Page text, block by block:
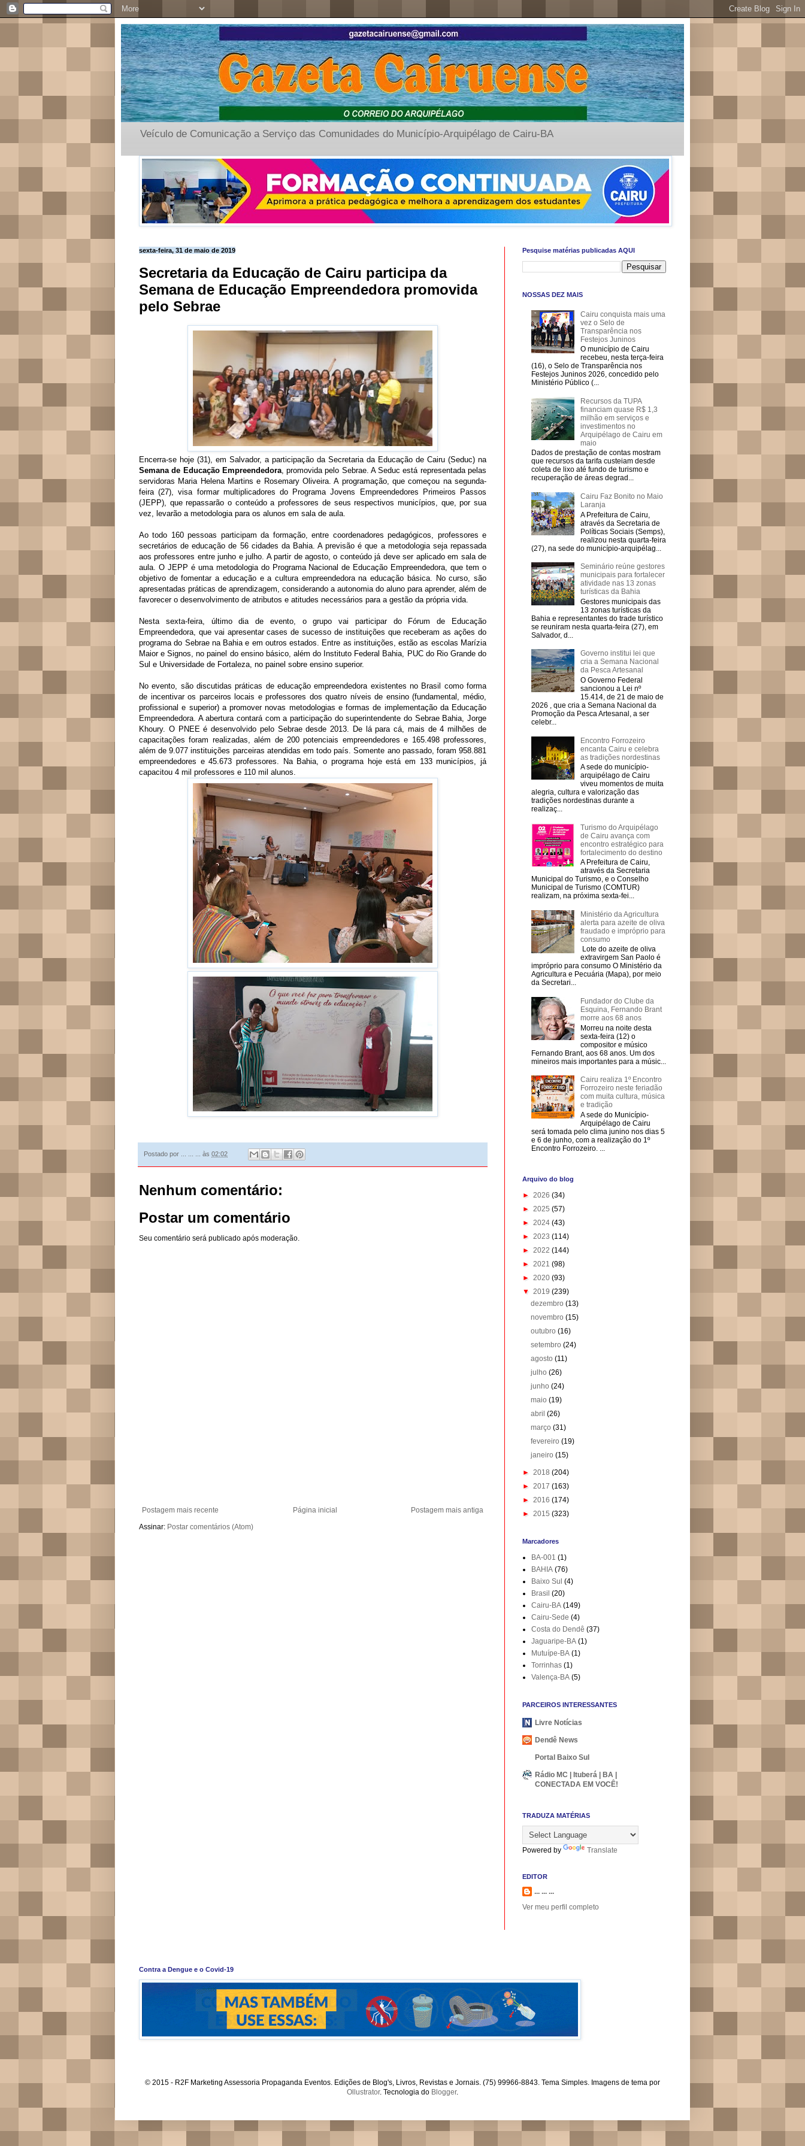
Veículo de Comunicação a Serviço das Comunidades do Município-Arquipélago de Cairu-BA
sexta-feira, 31 de maio de 2019
Secretaria da Educação de Cairu participa da
Semana de Educação Empreendedora promovida
pelo Sebrae
Encerra-se hoje (31), em Salvador, a participação da Secretaria da Educação de Cairu (Seduc) na
Semana de Educação Empreendedora, promovida pelo Sebrae. A Seduc está representada pelas
servidoras Maria Helena Martins e Rosemary Oliveira. A programação, que começou na segunda-
feira (27), visa formar multiplicadores do Programa Jovens Empreendedores Primeiros Passos
(JEPP), que repassarão o conteúdo a professores de seus respectivos municípios, que, por sua
vez, levarão a metodologia para os alunos em sala de aula.
Ao todo 160 pessoas participam da formação, entre coordenadores pedagógicos, professores e
secretários de educação de 56 cidades da Bahia. A previsão é que a metodologia seja repassada
aos professores entre junho e julho. A partir de agosto, o conteúdo já deve ser aplicado em sala de
aula. O JEPP é uma metodologia do Programa Nacional de Educação Empreendedora, que tem o
objetivo de fomentar a educação e a cultura empreendedora na educação básica. No curso, são
apresentadas práticas de aprendizagem, considerando a autonomia do aluno para aprender, além de
favorecer o desenvolvimento de atributos e atitudes necessários para a gestão da própria vida.
Nesta sexta-feira, último dia de evento, o grupo vai participar do Fórum de Educação
Empreendedora, que vai apresentar cases de sucesso de instituições que receberam as ações do
programa do Sebrae na Bahia e em outros estados. Entre as instituições, estão as escolas Marízia
Maior e Signos, no painel do ensino básico, além do Instituto Federal Bahia, PUC do Rio Grande do
Sul e Universidade de Fortaleza, no painel sobre ensino superior.
No evento, são discutidas práticas de educação empreendedora existentes no Brasil como forma
de incentivar os parceiros locais e professores dos quatro níveis de ensino (fundamental, médio,
profissional e superior) a promover novas metodologias e formas de implementação da Educação
Empreendedora. A abertura contará com a participação do superintendente do Sebrae Bahia, Jorge
Khoury. O PNEE é desenvolvido pelo Sebrae desde 2013. De lá para cá, mais de 4 milhões de
capacitações foram realizadas, além de 200 potenciais empreendedores e 165.498 professores,
além de 9.077 instituições parceiras atendidas em todo país. Somente ano passado, foram 958.881
empreendedores e 45.673 professores. Na Bahia, o programa hoje está em 133 municípios, já
capacitou 4 mil professores e 110 mil alunos.
Postado por às 02:02
Nenhum comentário:
Postar um comentário
Seu comentário será publicado após moderação.
Postagem mais recente Postagem mais antiga
Página inicial
Assinar: Postar comentários (Atom)
Pesquise matérias publicadas AQUI
NOSSAS DEZ MAIS
Cairu conquista mais uma
vez o Selo de
Transparência nos
Festejos Juninos
O município de Cairu
recebeu, nesta terça-feira
(16), o Selo de Transparência nos
Festejos Juninos 2026, concedido pelo
Ministério Público (...
Recursos da TUPA
financiam quase R$ 1,3
milhão em serviços e
investimentos no
Arquipélago de Cairu em
maio
Dados de prestação de contas mostram
que recursos da tarifa custeiam desde
coleta de lixo até fundo de turismo e
recuperação de áreas degrad...
Cairu Faz Bonito no Maio
Laranja
A Prefeitura de Cairu,
através da Secretaria de
Políticas Sociais (Semps),
realizou nesta quarta-feira
(27), na sede do município-arquipélag...
Seminário reúne gestores
municipais para fortalecer
atividade nas 13 zonas
turísticas da Bahia
Gestores municipais das
13 zonas turísticas da
Bahia e representantes do trade turístico
se reuniram nesta quarta-feira (27), em
Salvador, d...
Governo institui lei que
cria a Semana Nacional
da Pesca Artesanal
O Governo Federal
sancionou a Lei nº
15.414, de 21 de maio de
2026 , que cria a Semana Nacional da
Promoção da Pesca Artesanal, a ser
celebr...
Encontro Forrozeiro
encanta Cairu e celebra
as tradições nordestinas
A sede do município-
arquipélago de Cairu
viveu momentos de muita
alegria, cultura e valorização das
tradições nordestinas durante a
realizaç...
Turismo do Arquipélago
de Cairu avança com
encontro estratégico para
fortalecimento do destino
A Prefeitura de Cairu,
através da Secretaria
Municipal do Turismo, e o Conselho
Municipal de Turismo (COMTUR)
realizam, na próxima sexta-fei...
Ministério da Agricultura
alerta para azeite de oliva
fraudado e impróprio para
consumo
Lote do azeite de oliva
extravirgem San Paolo é
impróprio para consumo O Ministério da
Agricultura e Pecuária (Mapa), por meio
da Secretari...
Fundador do Clube da
Esquina, Fernando Brant
morre aos 68 anos
Morreu na noite desta
sexta-feira (12) o
compositor e músico
Fernando Brant, aos 68 anos. Um dos
mineiros mais importantes para a músic...
Cairu realiza 1º Encontro
Forrozeiro neste feriadão
com muita cultura, música
e tradição
A sede do Município-
Arquipélago de Cairu
será tomada pelo clima junino nos dias 5
e 6 de junho, com a realização do 1º
Encontro Forrozeiro. ...
Arquivo do blog
► 2026 (34)
► 2025 (57)
► 2024 (43)
► 2023 (114)
► 2022 (144)
► 2021 (98)
► 2020 (93)
▼ 2019 (239)
dezembro(13)
novembro(15)
outubro(16)
setembro(24)
agosto(11)
julho(26)
junho(24)
maio(19)
abril(26)
março(31)
fevereiro(19)
janeiro(15)
► 2018 (204)
► 2017 (163)
► 2016 (174)
► 2015 (323)
Marcadores
BA-001 (1)
BAHIA (76)
Baixo Sul (4)
Brasil (20)
Cairu-BA (149)
Cairu-Sede (4)
Costa do Dendê (37)
Jaguaripe-BA (1)
Mutuípe-BA (1)
Torrinhas (1)
Valença-BA (5)
PARCEIROS INTERESSANTES
Livre Notícias
Dendê News
Portal Baixo Sul
Rádio MC | Ituberá | BA |
CONECTADA EM VOCÊ!
TRADUZA MATÉRIAS
Powered by Translate
EDITOR
... ... ...
Ver meu perfil completo
Contra a Dengue e o Covid-19
© 2015 - R2F Marketing Assessoria Propaganda Eventos. Edições de Blog's, Livros, Revistas e Jornais. (75) 99966-8843. Tema Simples. Imagens de tema por
Ollustrator. Tecnologia do Blogger.